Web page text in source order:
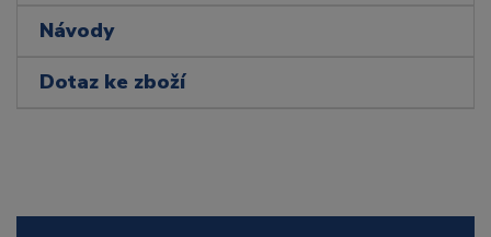
Návody
Dotaz ke zboží